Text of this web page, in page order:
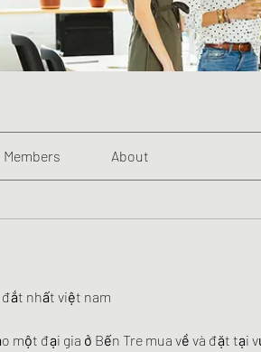
Members About
đắt nhất việt nam
một đại gia ở Bến Tre mua về và đặt tại